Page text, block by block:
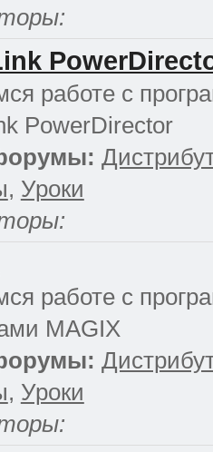
работе с
PowerDirector
, Уроки
работе с
MAGIX
, Уроки